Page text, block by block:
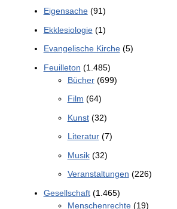
Eigensache(91)
Ekklesiologie(1)
Evangelische Kirche(5)
Feuilleton (1.485)
Bücher(699)
Film (64)
Kunst(32)
Literatur(7)
Musik(32)
Veranstaltungen (226)
Gesellschaft(1.465)
Menschenrechte(19)